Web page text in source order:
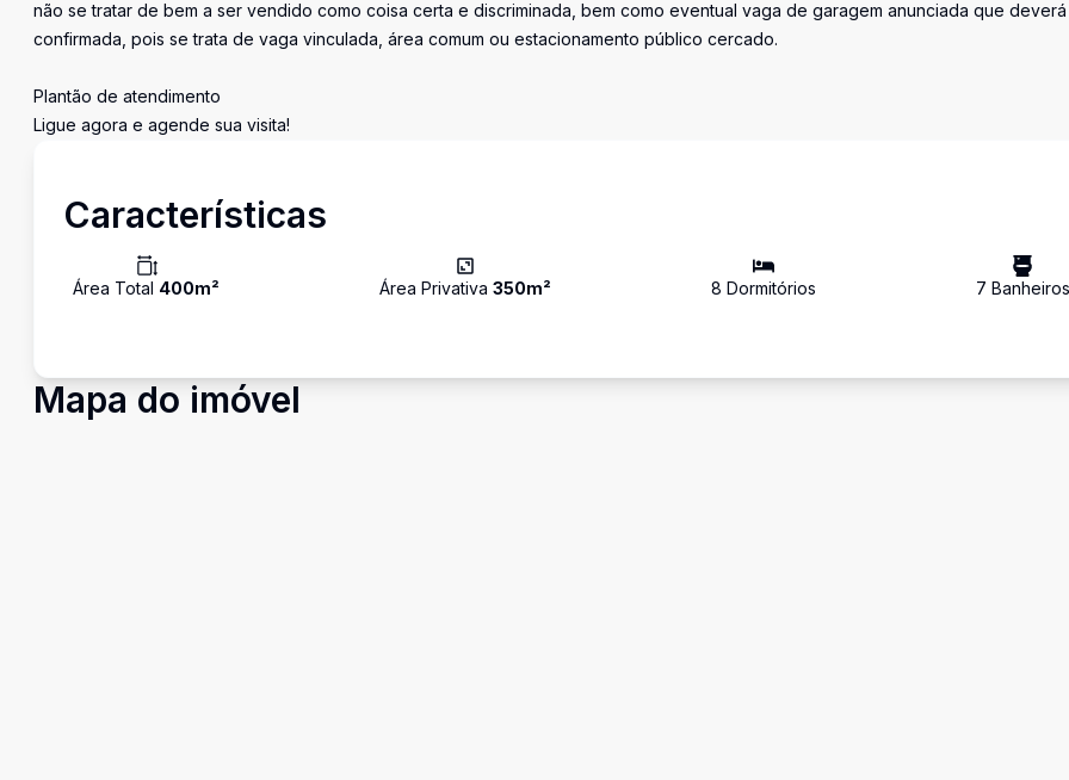
não se tratar de bem a ser vendido como coisa certa e discriminada, bem como eventual vaga de garagem anunciada que
confirmada, pois se trata de vaga vinculada, área comum ou estacionamento público cercado.
Plantão de atendimento
Ligue agora e agende sua visita!
Características
Área Total 400m² Área Privativa 350m² 8 Dormitórios 7 Banheiros
Mapa do imóvel